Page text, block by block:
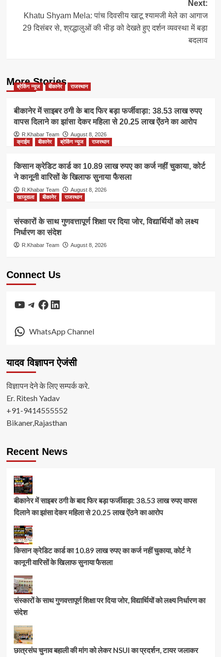
Next:
Khatu Shyam Mela: पांच दिवसीय खाटू श्यामजी मेले का आगाज
29 दिसंबर से, श्रद्धालुओं की भीड़ को देखते हुए दर्शन व्यवस्था में बड़ा
बदलाव
More Stories
ब्रेकिंग न्यूज बीकानेर राजस्थान
बीकानेर में साइबर ठगी के बाद फिर बड़ा फर्जीवाड़ा: 38.53 लाख रुपए
वापस दिलाने का झांसा देकर महिला से 20.25 लाख ऐंठने का आरोप
R.Khabar Team
August 8, 2026
क्राईम
बीकानेर ब्रेकिंग न्यूज राजस्थान
किसान क्रेडिट कार्ड का 10.89 लाख रुपए का कर्ज नहीं चुकाया, कोर्ट
ने कानूनी वारिसों के खिलाफ सुनाया फैसला
R.Khabar Team
August 8, 2026
खाजूवाला
बीकानेर राजस्थान
संस्कारों के साथ गुणवत्तापूर्ण शिक्षा पर दिया जोर, विद्यार्थियों को लक्ष्य
निर्धारण का संदेश
R.Khabar Team August 8, 2026
Connect Us
YouTube
Telegram
Facebook
LinkedIn
WhatsApp Channel
यादव विज्ञापन ऐजंसी
विज्ञापन देने के लिए सम्पर्क करे.
Er. Ritesh Yadav
+91-9414555552
Bikaner,Rajasthan
Recent News
बीकानेर में साइबर ठगी के बाद फिर बड़ा फर्जीवाड़ा: 38.53 लाख रुपए वापस
दिलाने का झांसा देकर महिला से 20.25 लाख ऐंठने का आरोप
किसान क्रेडिट कार्ड का 10.89 लाख रुपए का कर्ज नहीं चुकाया, कोर्ट ने
कानूनी वारिसों के खिलाफ सुनाया फैसला
संस्कारों के साथ गुणवत्तापूर्ण शिक्षा पर दिया जोर, विद्यार्थियों को लक्ष्य निर्धारण का
संदेश
छात्रसंघ चुनाव बहाली की मांग को लेकर NSUI का प्रदर्शन, टायर जलाकर